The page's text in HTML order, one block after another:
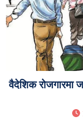
वैदेशिक रोजगारमा